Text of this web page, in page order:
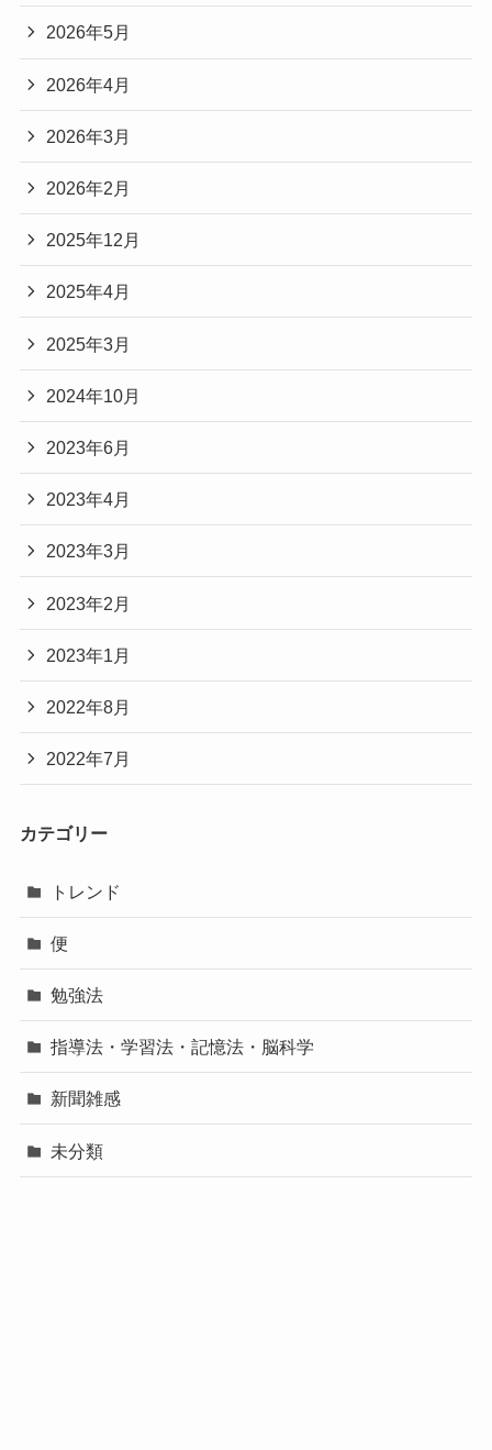
2026年5月
2026年4月
2026年3月
2026年2月
2025年12月
2025年4月
2025年3月
2024年10月
2023年6月
2023年4月
2023年3月
2023年2月
2023年1月
2022年8月
2022年7月
カテゴリー
トレンド
便
勉強法
指導法・学習法・記憶法・脳科学
新聞雑感
未分類